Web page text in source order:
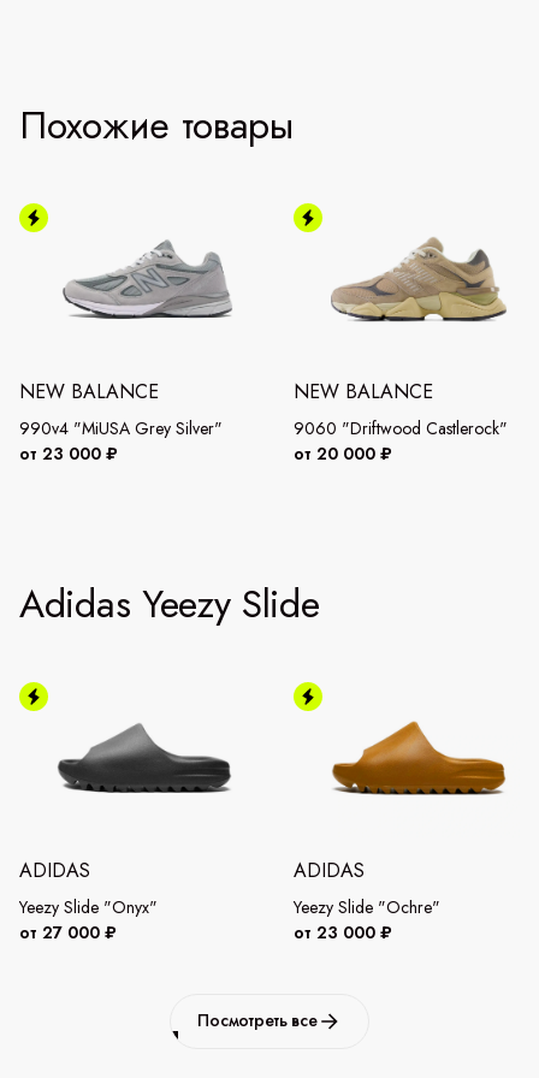
Похожие товары
NEW BALANCE
990v4 "MiUSA Grey Silver"
от 23 000 ₽
NEW BALANCE
9060 "Driftwood Castlerock"
от 20 000 ₽
Adidas Yeezy Slide
ADIDAS
Yeezy Slide "Onyx"
от 27 000 ₽
ADIDAS
Yeezy Slide "Ochre"
от 23 000 ₽
Посмотреть все